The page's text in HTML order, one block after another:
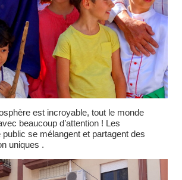
est incroyable, tout le monde
beaucoup d’attention ! Les
se mélangent et partagent des
uniques .